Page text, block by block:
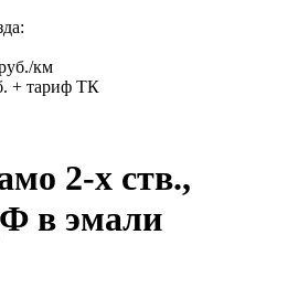
км
+ тариф ТК
2-х ств.,
в эмали